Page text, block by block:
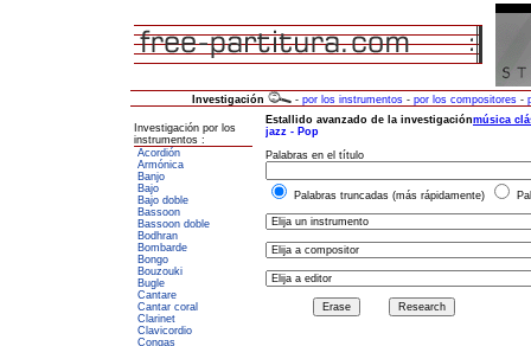
Investigación - por los instrumentos - por los compositores -
Investigación por los
instrumentos :
Acordión
Armónica
Banjo
Bajo
Bajo doble
Bassoon
Bassoon doble
Bodhran
Bombarde
Bongo
Bouzouki
Bugle
Cantare
Cantar coral
Clarinet
Clavicordio
Congas